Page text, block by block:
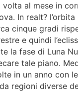
al mese in
In realt? l’orbita
cinque gradi
e quindi
la fase di Luna
tale piano.
in un anno con
regioni diverse